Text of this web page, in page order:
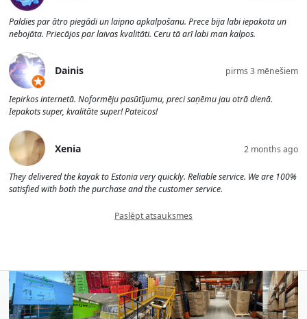
Paldies par ātro piegādi un laipno apkalpošanu. Prece bija labi iepakota un
nebojāta. Priecājos par laivas kvalitāti. Ceru tā arī labi man kalpos.
Dainis pirms 3 mēnešiem
Iepirkos internetā. Noformēju pasūtījumu, preci saņēmu jau otrā dienā.
Iepakots super, kvalitāte super! Pateicos!
Xenia 2 months ago
They delivered the kayak to Estonia very quickly. Reliable service. We are 100%
satisfied with both the purchase and the customer service.
Paslēpt atsauksmes